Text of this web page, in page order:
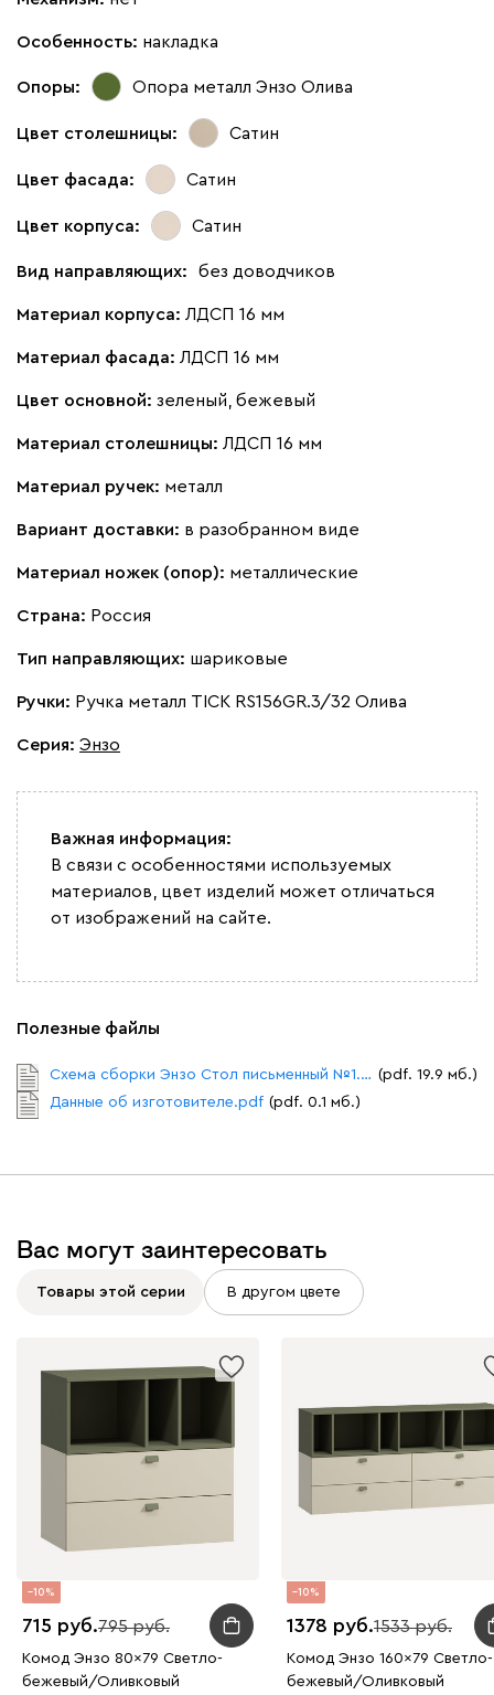
Особенность: накладка
Опоры: Опора металл Энзо Олива
Цвет столешницы: Сатин
Цвет фасада: Сатин
Цвет корпуса: Сатин
Вид направляющих: без доводчиков
Материал корпуса: ЛДСП 16 мм
Материал фасада: ЛДСП 16 мм
Цвет основной: зеленый, бежевый
Материал столешницы: ЛДСП 16 мм
Материал ручек: металл
Вариант доставки: в разобранном виде
Материал ножек (опор): металлические
Страна: Россия
Тип направляющих: шариковые
Ручки: Ручка металл TICK RS156GR.3/32 Олива
Серия: Энзо
Важная информация:
В связи с особенностями используемых
материалов, цвет изделий может отличаться
от изображений на сайте.
Полезные файлы
Схема сборки Энзо Стол письменный №1.pdf (pdf. 19.9 мб.)
Данные об изготовителе.pdf (pdf. 0.1 мб.)
Вас могут заинтересовать
Товары этой серии В другом цвете
10
715 795
Комод Энзо 80x79 Светло-
бежевый/Оливковый
10
1378 1533
Комод Энзо 160x79 Светло-
бежевый/Оливковый